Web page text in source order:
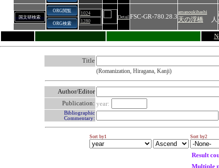
国文研検索
ORG閲覧
ORG検索
1024
1280
DetailFSC-GR-780.28.3
amanoukihashi
天の浮橋 人
Title
(Romanization, Hiragana, Kanji)
Author/Editor
Publication: year:
Bibliographic
Commentary:
Sort by1 Sort by2
Result
Multiple